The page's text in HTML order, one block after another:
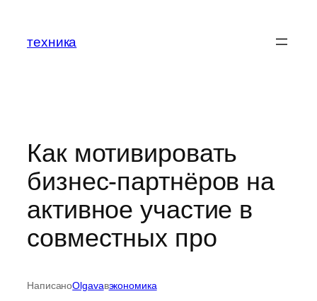
содержимому
техника
Как мотивировать
бизнес-партнёров на
активное участие в
совместных про
НаписаноOlgavaвэкономика